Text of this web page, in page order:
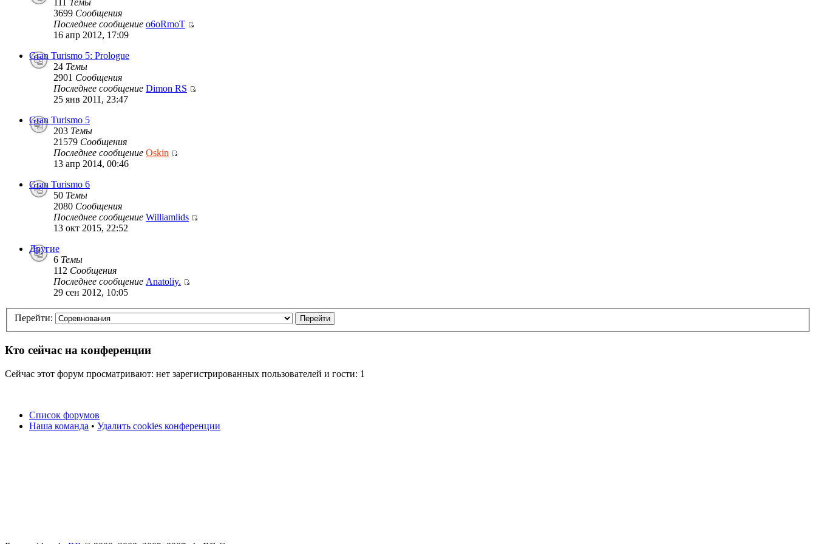
3699 Сообщения
Последнее сообщение o6oRmoT
16 апр 2012, 17:09
Gran Turismo 5: Prologue
24 Темы
2901 Сообщения
Последнее сообщение Dimon RS
25 янв 2011, 23:47
Gran Turismo 5
203 Темы
21579 Сообщения
Последнее сообщение Oskin
13 апр 2014, 00:46
Gran Turismo 6
50 Темы
2080 Сообщения
Последнее сообщение Williamlids
13 окт 2015, 22:52
Другие
6 Темы
112 Сообщения
Последнее сообщение Anatoliy.
29 сен 2012, 10:05
Перейти:
Кто сейчас на конференции
Сейчас этот форум просматривают: нет зарегистрированных пользователей и гости: 1
Список форумов
Наша команда • Удалить cookies конференции